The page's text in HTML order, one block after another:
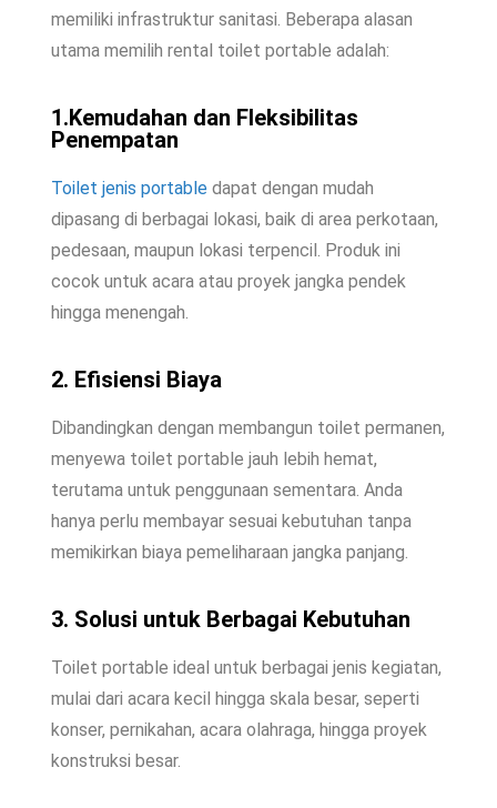
memiliki infrastruktur sanitasi. Beberapa alasan
utama memilih rental toilet portable adalah:
1.Kemudahan dan Fleksibilitas
Penempatan
Toilet jenis portable dapat dengan mudah
dipasang di berbagai lokasi, baik di area perkotaan,
pedesaan, maupun lokasi terpencil. Produk ini
cocok untuk acara atau proyek jangka pendek
hingga menengah.
2. Efisiensi Biaya
Dibandingkan dengan membangun toilet permanen,
menyewa toilet portable jauh lebih hemat,
terutama untuk penggunaan sementara. Anda
hanya perlu membayar sesuai kebutuhan tanpa
memikirkan biaya pemeliharaan jangka panjang.
3. Solusi untuk Berbagai Kebutuhan
Toilet portable ideal untuk berbagai jenis kegiatan,
mulai dari acara kecil hingga skala besar, seperti
konser, pernikahan, acara olahraga, hingga proyek
konstruksi besar.